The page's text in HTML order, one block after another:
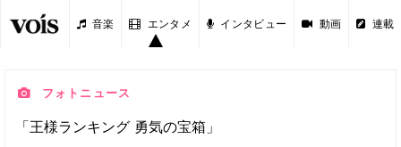
音楽 エンタメ インタビュー 動画 連載
フォトニュース
「王様ランキング 勇気の宝箱」